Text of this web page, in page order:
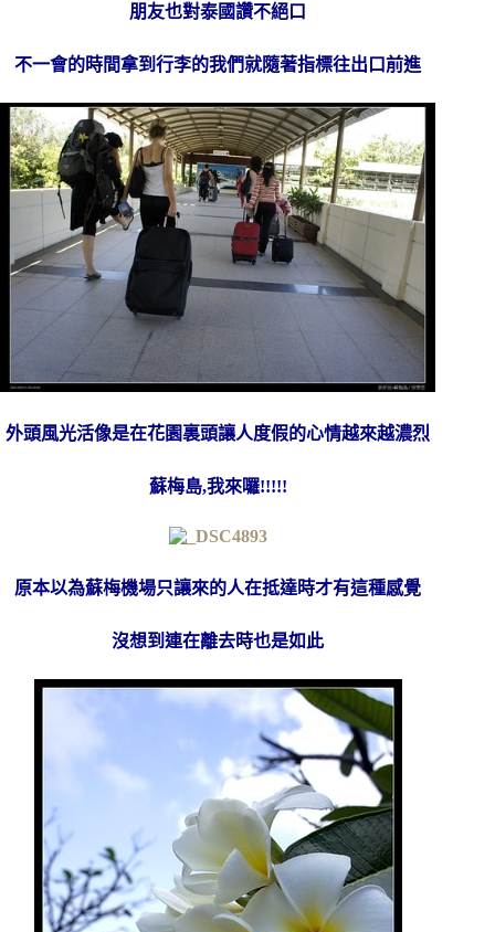
朋友也對泰國讚不絕口
不一會的時間拿到行李的我們就隨著指標往出口前進
外頭風光活像是在花園裏頭讓人度假的心情越來越濃烈
蘇梅島,我來囉!!!!!
原本以為蘇梅機場只讓來的人在抵達時才有這種感覺
沒想到連在離去時也是如此